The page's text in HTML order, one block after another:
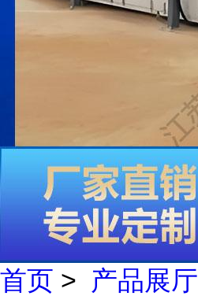
首页 > 产品展厅